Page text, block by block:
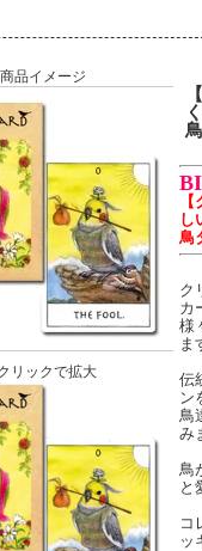
商品イメージ
リックで拡大
し
鳥
ク
カ
様
ま
伝
ン
鳥
み
鳥
と
コ
ッ